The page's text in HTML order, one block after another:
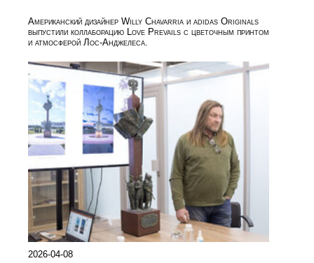
Американский дизайнер Willy Chavarria и adidas Originals
выпустили коллаборацию Love Prevails с цветочным принтом
и атмосферой Лос-Анджелеса.
2026-04-08